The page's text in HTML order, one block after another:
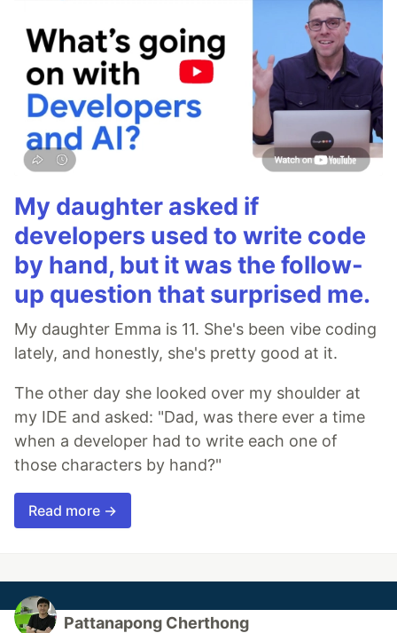
My daughter asked if
developers used to write code
by hand, but it was the follow-
up question that surprised me.
My daughter Emma is 11. She's been vibe coding
lately, and honestly, she's pretty good at it.
The other day she looked over my shoulder at
my IDE and asked: "Dad, was there ever a time
when a developer had to write each one of
those characters by hand?"
Read more →
Pattanapong Cherthong